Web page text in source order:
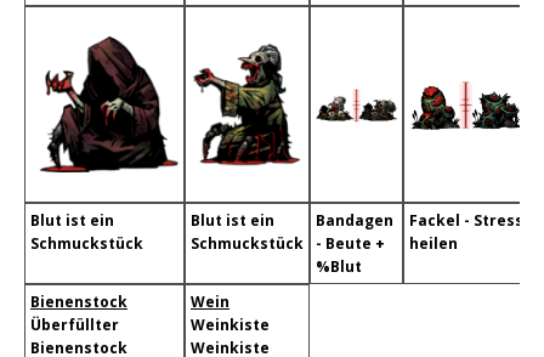
Blut ist ein
Schmuckstück
Blut ist ein
Schmuckstück
Bandagen
- Beute +
%Blut
Fackel - Stress
heilen
Bienenstock
Überfüllter
Bienenstock
Wein
Weinkiste
Weinkiste